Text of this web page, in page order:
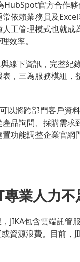
官方合作
依賴業務員及
工管理模式也就成
效率。
線下資訊，完整
，三為服務模組，
以將跨部門客戶資
品詢問、採購需
功能調整企業官
業人力不
JIKA包含雲端託管
資源浪費。目前，